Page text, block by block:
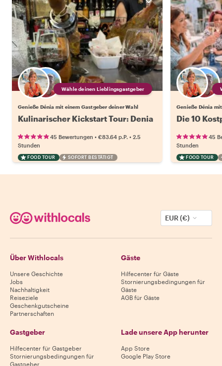
Wähle deinen Lieblingsgastgeber
Genieße Dénia mit einem Gastgeber deiner Wahl
Kulinarischer Kickstart Tour: Denia
45 Bewertungen • €83.64 p.P. • 2.5
Stunden
FOOD TOUR SOFORT BESTÄTIGT
Genieße Dénia
Die 10
45
Stunden
FOOD TOUR
EUR (€)
Über Withlocals
Unsere Geschichte
Jobs
Nachhaltigkeit
Reiseziele
Geschenkgutscheine
Partnerschaften
Gäste
Hilfecenter für Gäste
Stornierungsbedingungen für
Gäste
AGB für Gäste
Gastgeber
Hilfecenter für Gastgeber
Stornierungsbedingungen für
Gastgeber
Lade unsere App herunter
App Store
Google Play Store